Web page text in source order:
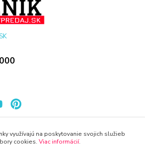
využívajú na poskytovanie svojich služieb
cookies. Viac informácií.